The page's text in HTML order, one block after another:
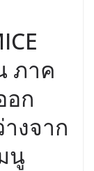
ภาค
อก
งจาก
นู